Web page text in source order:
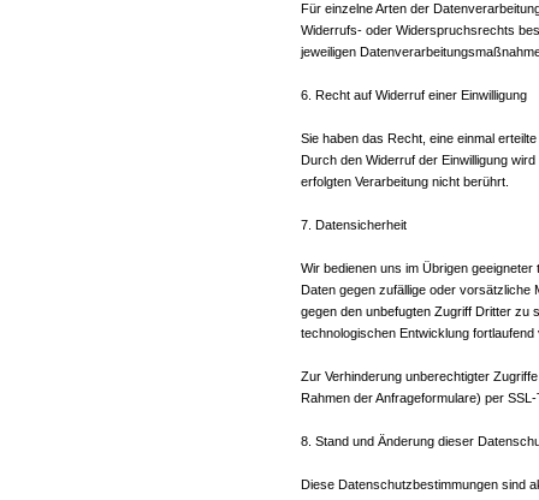
Für einzelne Arten der
Widerrufs- oder Widerspruchsrechts
jeweiligen
6. Recht auf Widerruf einer Einwilligung
Sie haben das Recht, eine einmal
Durch den Widerruf der Einwilligung
erfolgten Verarbeitung nicht berührt.
7. Datensicherheit
Wir bedienen uns im Übrigen
Daten gegen zufällige oder vorsätzliche
gegen den unbefugten Zugriff Dritter zu
technologischen Entwicklung
Zur Verhinderung unberechtigter
Rahmen der Anfrageformulare) per
8. Stand und Änderung dieser
Diese Datenschutzbestimmungen sind